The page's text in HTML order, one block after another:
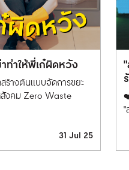
ทำให้พี่เก๋ผิดหวัง
ร้างต้นแบบจัดการขยะ
งคม Zero Waste
31 Jul 25
"